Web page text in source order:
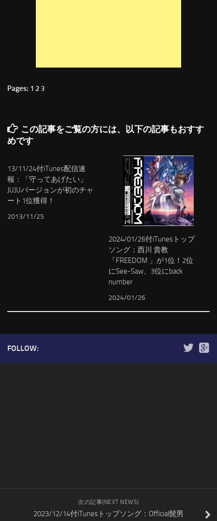
Pages: 1 2 3
この記事をご覧の方には、以下の記事もおすす
めです
13/11/24付iTunes配信速
報：「守ってあげたい」
JUJUバージョンが初のチャ
ート1位獲得！
2013/11/25
2024/01/26付iTunesトップ
ソング：西川 貴教
「FREEDOM 」が1位！2位
にSee-Saw、3位にback
number
2024/01/26
FOLLOW:
次の記事(NEXT NEWS)
2023/12/14付iTunesトップソング：Official髭男